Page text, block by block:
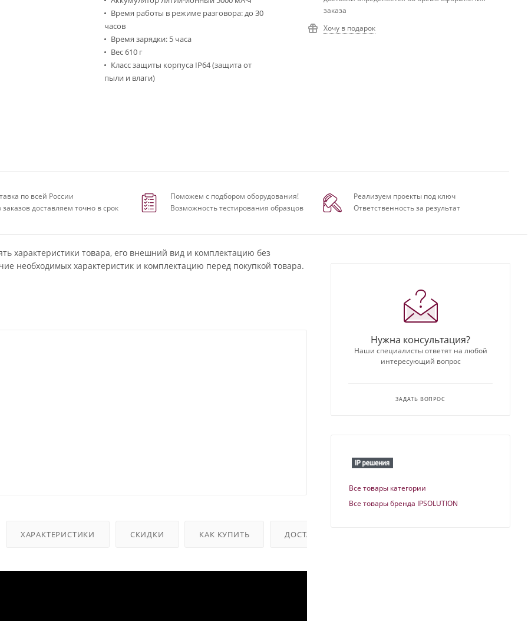
Время работы в режиме разговора: до 30
часов
Время зарядки: 5 часа
Вес 610 г
Класс защиты корпуса IP64 (защита от
пыли и влаги)
заказа
Хочу в подарок
по всей России
заказов доставляем точно в срок
Поможем с подбором оборудования!
Возможность тестирования образцов
Реализуем проекты под ключ
Ответственность за результат
характеристики товара, его внешний вид и комплектацию без
необходимых характеристик и комплектацию перед покупкой товара.
ХАРАКТЕРИСТИКИ СКИДКИ КАК КУПИТЬ ДОСТАВКА
Все товары категории
Все товары бренда IPSOLUTION
Нужна консультация?
Наши специалисты ответят на любой
интересующий вопрос
ЗАДАТЬ ВОПРОС